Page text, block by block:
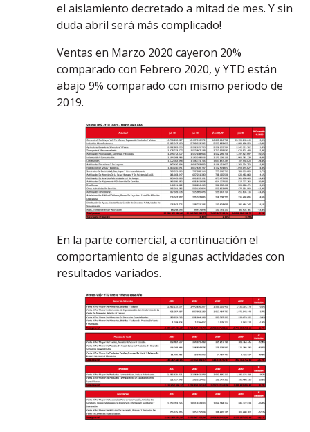
el aislamiento decretado a mitad de mes. Y sin
duda abril será más complicado!
Ventas en Marzo 2020 cayeron 20%
comparado con Febrero 2020, y YTD están
abajo 9% comparado con mismo periodo de
2019.
En la parte comercial, a continuación el
comportamiento de algunas actividades con
resultados variados.